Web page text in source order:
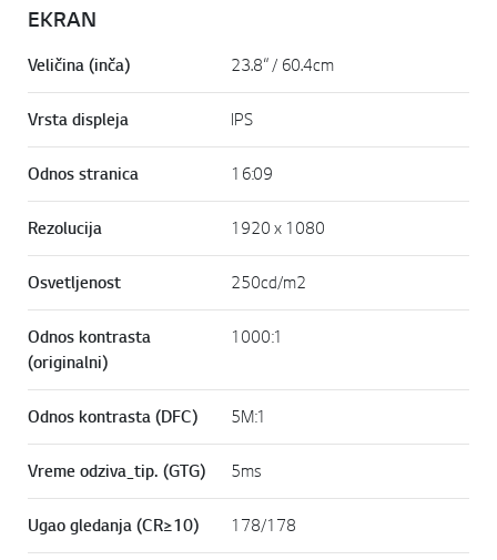
EKRAN
Veličina (inča) 23.8“ / 60.4cm
Vrsta displeja IPS
Odnos stranica 16:09
Rezolucija 1920 x 1080
Osvetljenost 250cd/m2
Odnos kontrasta
(originalni)
1000:1
Odnos kontrasta (DFC) 5M:1
Vreme odziva_tip. (GTG) 5ms
Ugao gledanja (CR≥10) 178/178